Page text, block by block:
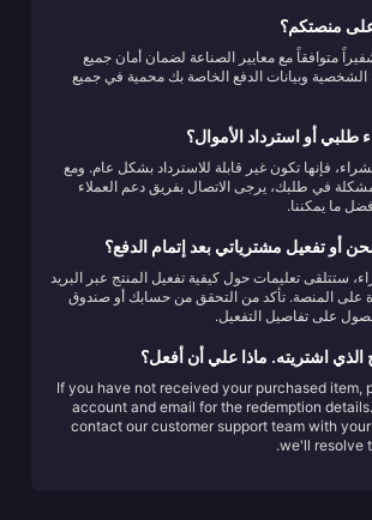
منصتكم؟
متوافقاً مع معايير الصناعة لضمان أمان جميع
الشخصية وبيانات الدفع الخاصة بك محمية في جميع
طلبي أو استرداد الأموال؟
فإنها تكون غير قابلة للاسترداد بشكل عام. ومع
في طلبك، يرجى الاتصال بفريق دعم العملاء
ما يمكننا.
أو تفعيل مشترياتي بعد إتمام الدفع؟
ستتلقى تعليمات حول كيفية تفعيل المنتج عبر البريد
على المنصة. تأكد من التحقق من حسابك أو صندوق
على تفاصيل التفعيل.
الذي اشتريته. ماذا علي أن أفعل؟
If you have not received your purchased item,
account and email for the redemption
contact our customer support team with
we'll resolve